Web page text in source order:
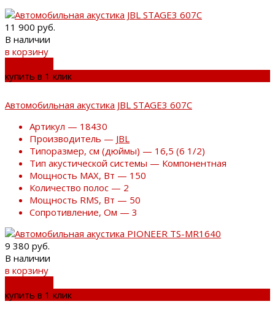
11 900 руб.
В наличии
в корзину
купить в 1 клик
Автомобильная акустика JBL STAGE3 607C
Артикул — 18430
Производитель — JBL
Типоразмер, см (дюймы) — 16,5 (6 1/2)
Тип акустической системы — Компонентная
Мощность MAX, Вт — 150
Количество полос — 2
Мощность RMS, Вт — 50
Сопротивление, Ом — 3
9 380 руб.
В наличии
в корзину
купить в 1 клик